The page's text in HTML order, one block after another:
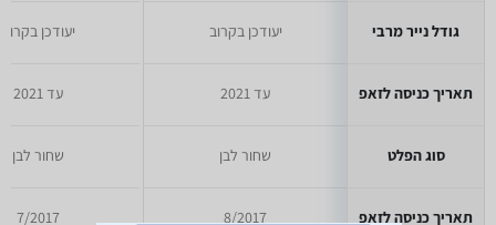
גודל נייר מרבי
תאריך כניסה לזאפ
סוג הפלט
תאריך כניסה לזאפ
יעודכן בקרוב
עד 2021
שחור לבן
8/2017
יעודכן בקרוב
עד 2021
שחור לבן
7/2017